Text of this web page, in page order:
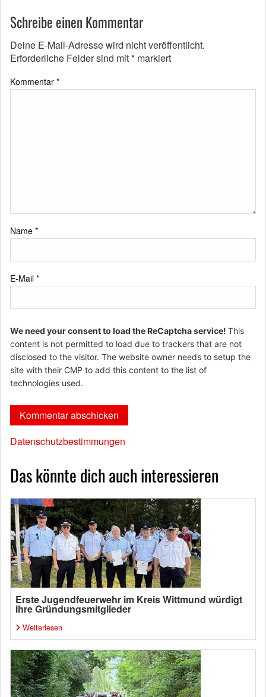
Schreibe einen Kommentar
Deine E-Mail-Adresse wird nicht veröffentlicht.
Erforderliche Felder sind mit* markiert
Kommentar *
Name *
E-Mail *
We need your consent to load the ReCaptcha service! This
content is not permitted to load due to trackers that are not
disclosed to the visitor. The website owner needs to setup the
site with their CMP to add this content to the list of
technologies used.
Datenschutzbestimmungen
Das könnte dich auch interessieren
Erste Jugendfeuerwehr im Kreis Wittmund würdigt
ihre Gründungsmitglieder
Weiterlesen